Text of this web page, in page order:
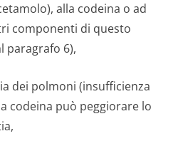
alla codeina o ad
componenti di questo
paragrafo 6),
dei polmoni (insufficienza
codeina può peggiorare lo